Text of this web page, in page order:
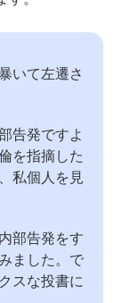
いて左遷さ
告発ですよ
を指摘した
私個人を見
部告発をす
ました。で
スな投書に